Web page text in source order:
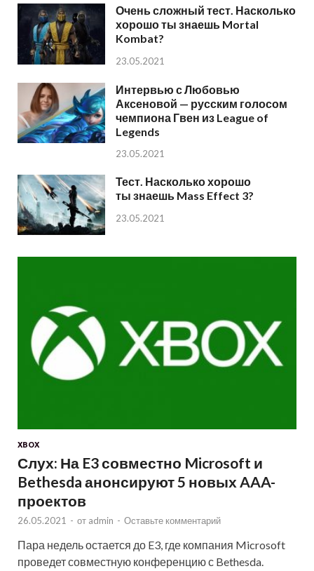
Очень сложный тест. Насколько
хорошо ты знаешь Mortal
Kombat?
23.05.2021
Интервью с Любовью
Аксеновой — русским голосом
чемпиона Гвен из League of
Legends
23.05.2021
Тест. Насколько хорошо
ты знаешь Mass Effect 3?
23.05.2021
XBOX
Слух: На E3 совместно Microsoft и
Bethesda анонсируют 5 новых AAA-
проектов
26.05.2021 - от admin - Оставьте комментарий
Пара недель остается до E3, где компания Microsoft
проведет совместную конференцию с Bethesda.